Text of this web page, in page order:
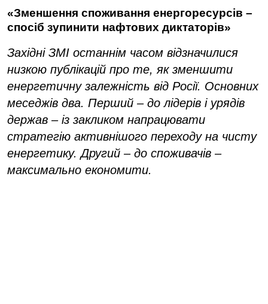
«Зменшення споживання енергоресурсів –
спосіб зупинити нафтових диктаторів»
Західні ЗМІ останнім часом відзначилися
низкою публікацій про те, як зменшити
енергетичну залежність від Росії. Основних
меседжів два. Перший – до лідерів і урядів
держав – із закликом напрацювати
стратегію активнішого переходу на чисту
енергетику. Другий – до споживачів –
максимально економити.